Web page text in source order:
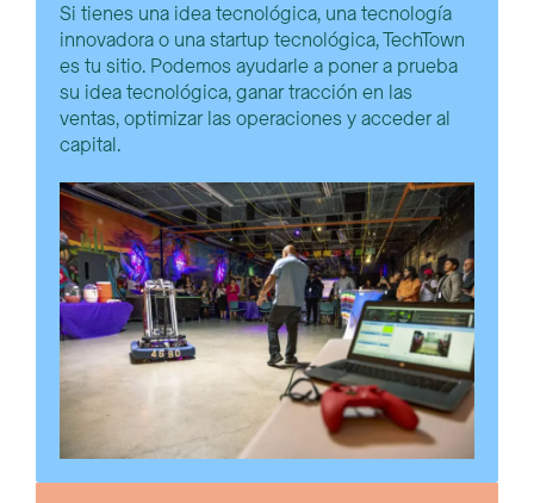
Si tienes una idea tecnológica, una tecnología
innovadora o una startup tecnológica, TechTown
es tu sitio. Podemos ayudarle a poner a prueba
su idea tecnológica, ganar tracción en las
ventas, optimizar las operaciones y acceder al
capital.